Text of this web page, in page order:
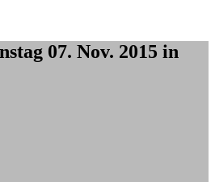
07. Nov. 2015 in